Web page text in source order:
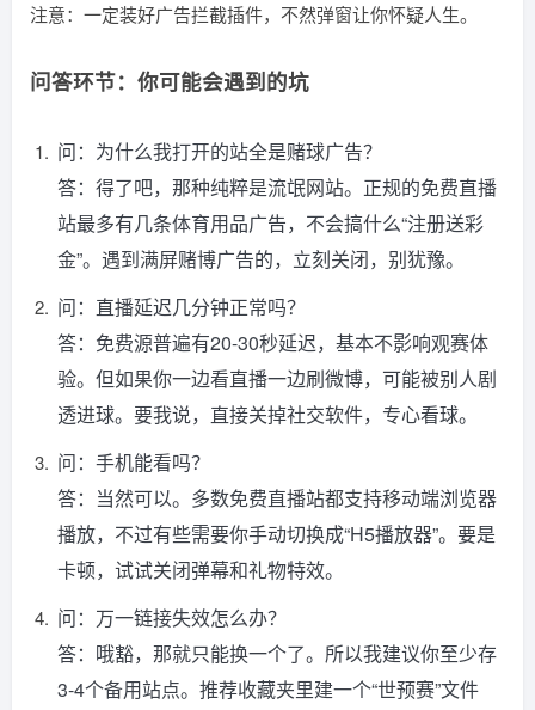
注意：一定装好广告拦截插件，不然弹窗让你怀疑人生。
问答环节：你可能会遇到的坑
问：为什么我打开的站全是赌球广告？
答：得了吧，那种纯粹是流氓网站。正规的免费直播
站最多有几条体育用品广告，不会搞什么“注册送彩
金”。遇到满屏赌博广告的，立刻关闭，别犹豫。
问：直播延迟几分钟正常吗？
答：免费源普遍有20-30秒延迟，基本不影响观赛体
验。但如果你一边看直播一边刷微博，可能被别人剧
透进球。要我说，直接关掉社交软件，专心看球。
问：手机能看吗？
答：当然可以。多数免费直播站都支持移动端浏览器
播放，不过有些需要你手动切换成“H5播放器”。要是
卡顿，试试关闭弹幕和礼物特效。
问：万一链接失效怎么办？
答：哦豁，那就只能换一个了。所以我建议你至少存
3-4个备用站点。推荐收藏夹里建一个“世预赛”文件